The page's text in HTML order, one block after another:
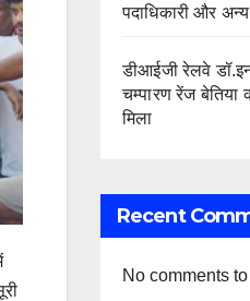
पदाधिकारी और
डीआईजी रेलवे
चम्पारण रेंज बेतिया
मिला
Recent
No comments